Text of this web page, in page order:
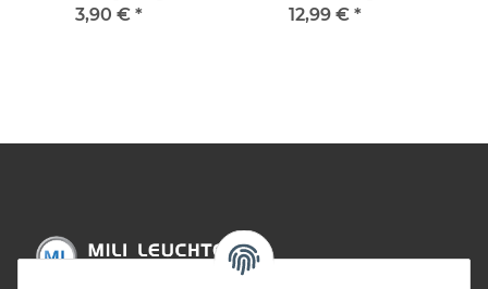
0,75qm 105W Weiß 12V
3,90 € *
Anschluss an
12,99 € *